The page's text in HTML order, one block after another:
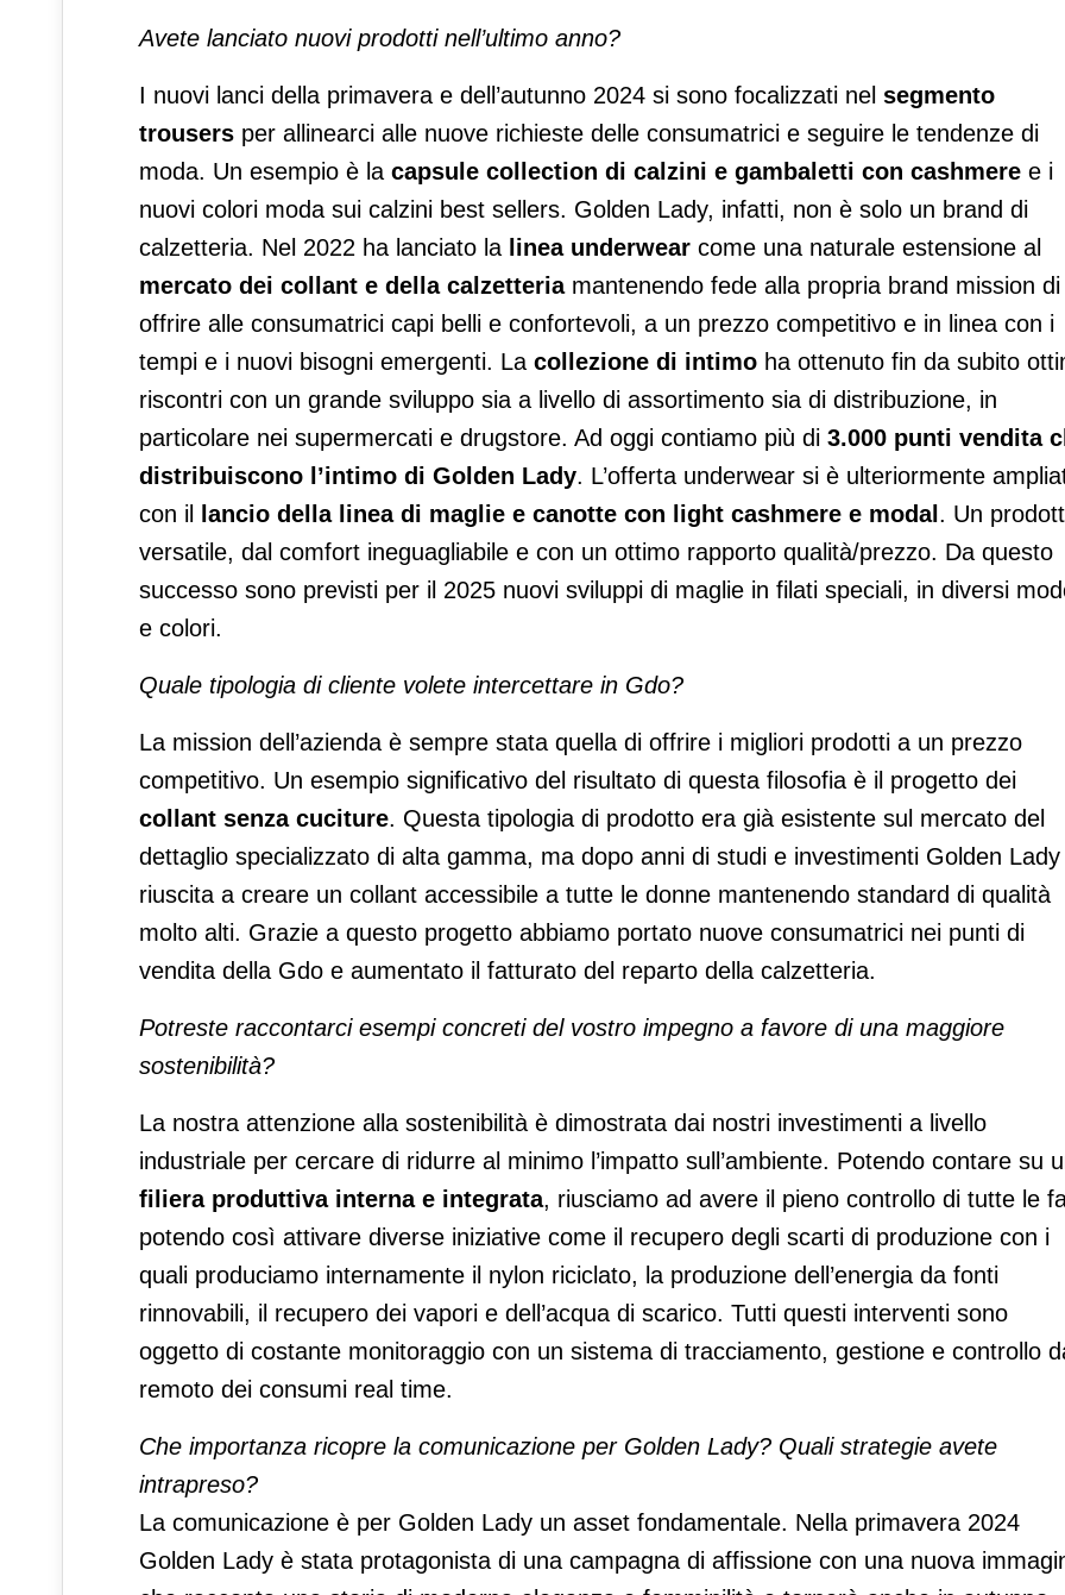
Avete lanciato nuovi prodotti nell’ultimo anno?
I nuovi lanci della primavera e dell’autunno 2024 si sono focalizzati nel segmento
trousers per allinearci alle nuove richieste delle consumatrici e seguire le tendenze di
moda. Un esempio è la capsule collection di calzini e gambaletti con cashmere e i
nuovi colori moda sui calzini best sellers. Golden Lady, infatti, non è solo un brand di
calzetteria. Nel 2022 ha lanciato la linea underwear come una naturale estensione al
mercato dei collant e della calzetteriamantenendo fede alla propria brand mission di
offrire alle consumatrici capi belli e confortevoli, a un prezzo competitivo e in linea con i
tempi e i nuovi bisogni emergenti. La collezione di intimo ha ottenuto fin da subito
riscontri con un grande sviluppo sia a livello di assortimento sia di distribuzione, in
particolare nei supermercati e drugstore. Ad oggi contiamo più di 3.000 punti vendita
distribuiscono l’intimo di Golden Lady. L’offerta underwear si è ulteriormente
con il lancio della linea di maglie e canotte con light cashmere e modal. Un
versatile, dal comfort ineguagliabile e con un ottimo rapporto qualità/prezzo. Da questo
successo sono previsti per il 2025 nuovi sviluppi di maglie in filati speciali, in diversi
e colori.
Quale tipologia di cliente volete intercettare in Gdo?
La mission dell’azienda è sempre stata quella di offrire i migliori prodotti a un prezzo
competitivo. Un esempio significativo del risultato di questa filosofia è il progetto dei
collant senza cuciture. Questa tipologia di prodotto era già esistente sul mercato del
dettaglio specializzato di alta gamma, ma dopo anni di studi e investimenti Golden
riuscita a creare un collant accessibile a tutte le donne mantenendo standard di qualità
molto alti. Grazie a questo progetto abbiamo portato nuove consumatrici nei punti di
vendita della Gdo e aumentato il fatturato del reparto della calzetteria.
Potreste raccontarci esempi concreti del vostro impegno a favore di una maggiore
sostenibilità?
La nostra attenzione alla sostenibilità è dimostrata dai nostri investimenti a livello
industriale per cercare di ridurre al minimo l’impatto sull’ambiente. Potendo contare su
filiera produttiva interna e integrata, riusciamo ad avere il pieno controllo di tutte le
potendo così attivare diverse iniziative come il recupero degli scarti di produzione con i
quali produciamo internamente il nylon riciclato, la produzione dell’energia da fonti
rinnovabili, il recupero dei vapori e dell’acqua di scarico. Tutti questi interventi sono
oggetto di costante monitoraggio con un sistema di tracciamento, gestione e controllo
remoto dei consumi real time.
Che importanza ricopre la comunicazione per Golden Lady? Quali strategie avete
intrapreso?
La comunicazione è per Golden Lady un asset fondamentale. Nella primavera 2024
Golden Lady è stata protagonista di una campagna di affissione con una nuova